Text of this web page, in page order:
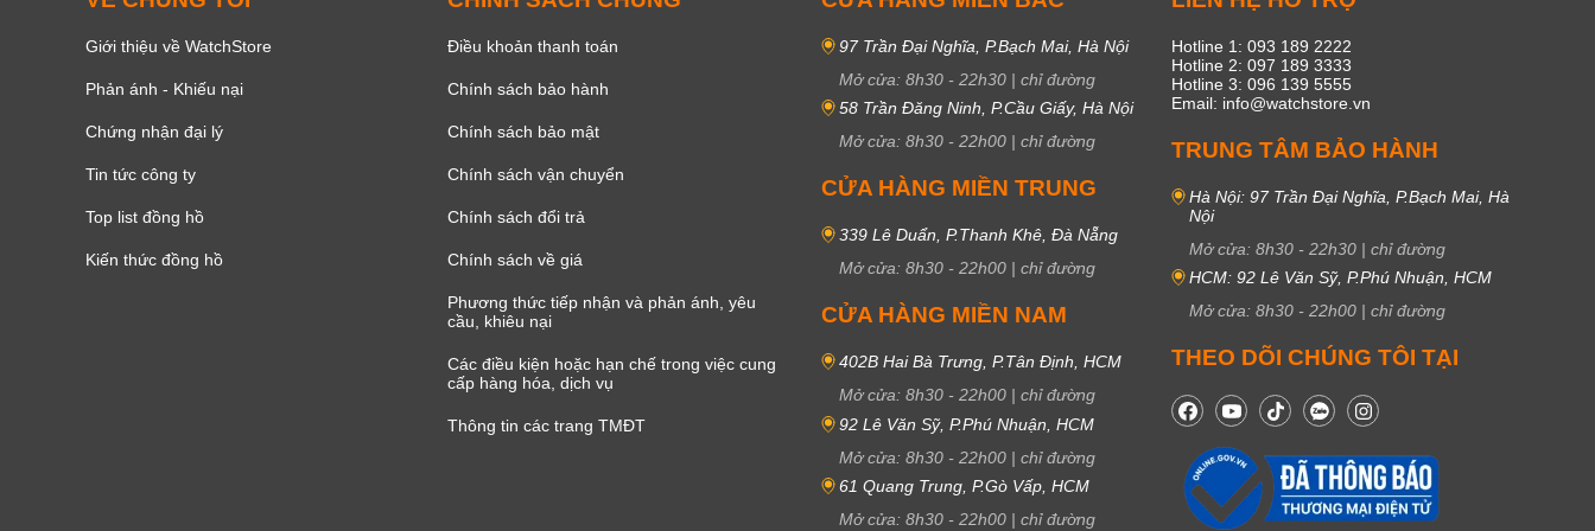
Giới thiệu về WatchStore
Phản ánh - Khiếu nại
Chứng nhận đại lý
Tin tức công ty
Top list đồng hồ
Kiến thức đồng hồ
Điều khoản thanh toán
Chính sách bảo hành
Chính sách bảo mật
Chính sách vận chuyển
Chính sách đổi trả
Chính sách về giá
Phương thức tiếp nhận và phản ánh, yêu
cầu, khiêu nại
Các điều kiện hoặc hạn chế trong việc cung
cấp hàng hóa, dịch vụ
Thông tin các trang TMĐT
97 Trần Đại Nghĩa, P.Bạch Mai, Hà Nội
Mở cửa: 8h30 - 22h30 | chỉ đường
58 Trần Đăng Ninh, P.Cầu Giấy, Hà Nội
Mở cửa: 8h30 - 22h00 | chỉ đường
CỬA HÀNG MIỀN TRUNG
339 Lê Duẩn, P.Thanh Khê, Đà Nẵng
Mở cửa: 8h30 - 22h00 | chỉ đường
CỬA HÀNG MIỀN NAM
402B Hai Bà Trưng, P.Tân Định, HCM
Mở cửa: 8h30 - 22h00 | chỉ đường
92 Lê Văn Sỹ, P.Phú Nhuận, HCM
Mở cửa: 8h30 - 22h00 | chỉ đường
61 Quang Trung, P.Gò Vấp, HCM
Mở cửa: 8h30 - 22h00 | chỉ đường
Hotline 1: 093 189 2222
Hotline 2: 097 189 3333
Hotline 3: 096 139 5555
Email: info@watchstore.vn
TRUNG TÂM BẢO HÀNH
Hà Nội: 97 Trần Đại Nghĩa, P.Bạch Mai, Hà
Nội
Mở cửa: 8h30 - 22h30 | chỉ đường
HCM: 92 Lê Văn Sỹ, P.Phú Nhuận, HCM
Mở cửa: 8h30 - 22h00 | chỉ đường
THEO DÕI CHÚNG TÔI TẠI